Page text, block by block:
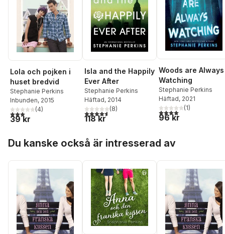
Lola och pojken i
huset bredvid
Stephanie Perkins
Inbunden, 2015
3,0utav 5 stjärnor. Totalt antal röster:
(4)
39 kr
Isla and the Happily
Ever After
Stephanie Perkins
Häftad, 2014
4,6utav 5 stjärnor. Totalt antal röster:
(8)
118 kr
Woods are Always
Watching
Stephanie Perkins
Häftad, 2021
4,0utav 5 stjärnor.
(1)
96 kr
Du kanske också är intresserad av